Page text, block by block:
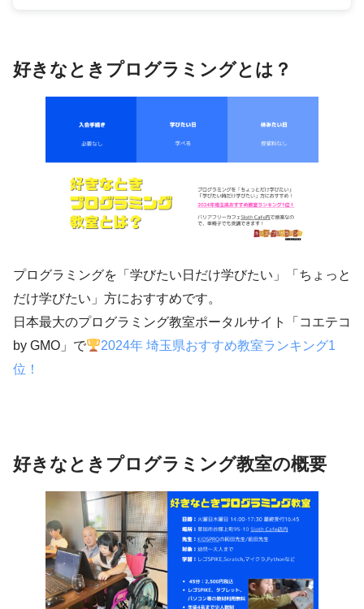
好きなときプログラミングとは？
プログラミングを「学びたい日だけ学びたい」「ちょっと
だけ学びたい」方におすすめです。
日本最大のプログラミング教室ポータルサイト「コエテコ
by GMO」で
2024年 埼玉県おすすめ教室ランキング1
位！
好きなときプログラミング教室の概要